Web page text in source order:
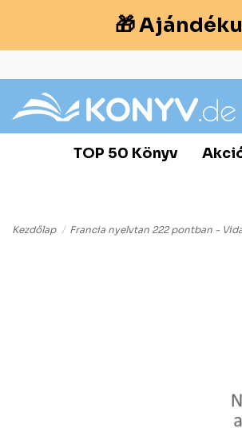
🎁
TOP 50 Könyv
Kezdőlap Francia nyelvtan 222 pontban -